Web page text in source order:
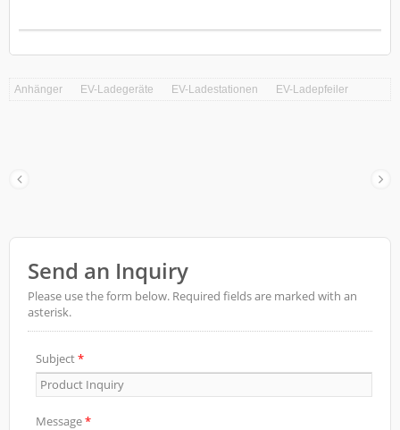
Anhänger EV-Ladegeräte EV-Ladestationen EV-Ladepfeiler